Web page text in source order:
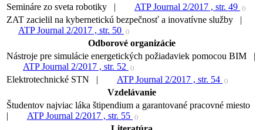
Semináre zo sveta robotiky | ATP Journal 2/2017 , str. 49 ()
ZAT zacielil na kybernetickú bezpečnosť a inovatívne služby |
ATP Journal 2/2017 , str. 50
()
Odborové organizácie
Nástroje pre simulácie energetických požiadaviek pomocou BIM |
ATP Journal 2/2017 , str. 52
()
Elektrotechnické STN | ATP Journal 2/2017 , str. 54 ()
Vzdelávanie
Študentov najviac láka štipendium a garantované pracovné miesto
|
ATP Journal 2/2017 , str. 55 ()